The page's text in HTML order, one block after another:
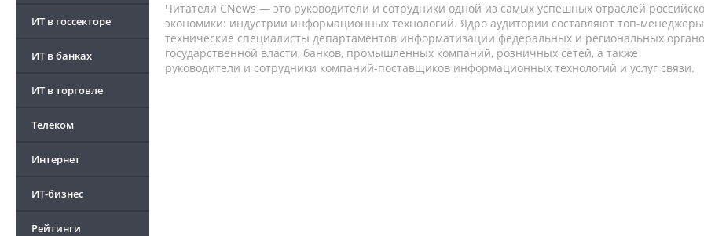
ИТ в госсекторе
ИТ в банках
ИТ в торговле
Телеком
Интернет
ИТ-бизнес
Рейтинги
Читатели CNews — это руководители и сотрудники одной из самых успешных отраслей
экономики: индустрии информационных технологий. Ядро аудитории составляют топ-
технические специалисты департаментов информатизации федеральных и региональных
государственной власти, банков, промышленных компаний, розничных сетей, а также
руководители и сотрудники компаний-поставщиков информационных технологий и услуг связи.